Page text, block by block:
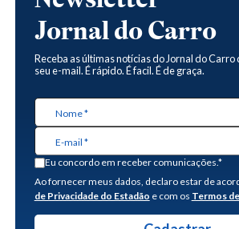
Jornal do Carro
Receba as últimas notícias do Jornal do
seu e-mail. É rápido. É facil. É de graça.
Eu concordo em receber comunicações.*
Ao fornecer meus dados, declaro estar de
de Privacidade do Estadão e com os Termos